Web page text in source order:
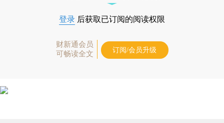
登录 后获取已订阅的阅读权限
财新通会员
可畅读全文
订阅/会员升级